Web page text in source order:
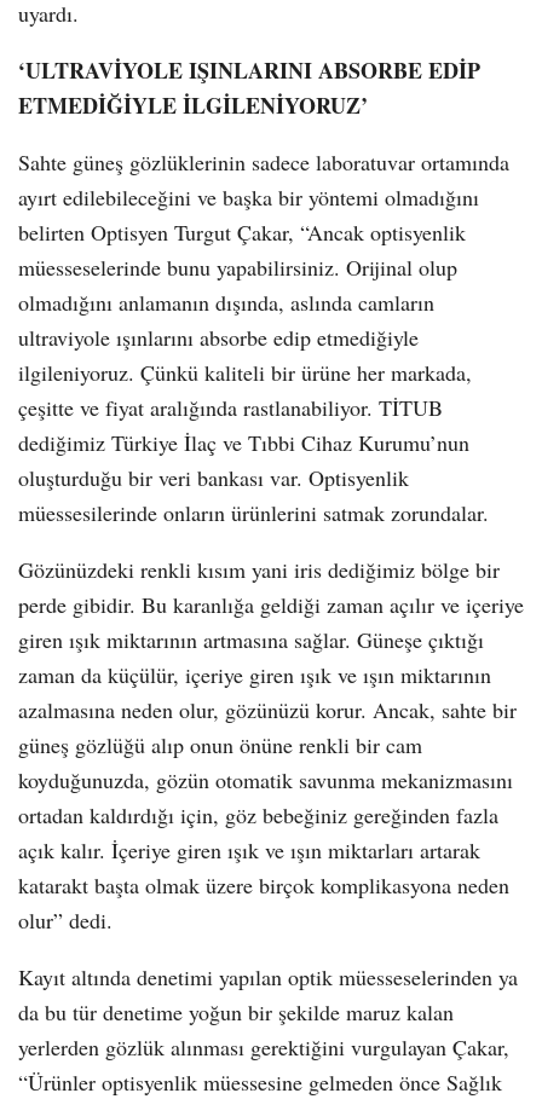
uyardı.
‘ULTRAVİYOLE IŞINLARINI ABSORBE EDİP
ETMEDİĞİYLE İLGİLENİYORUZ’
Sahte güneş gözlüklerinin sadece laboratuvar ortamında
ayırt edilebileceğini ve başka bir yöntemi olmadığını
belirten Optisyen Turgut Çakar, “Ancak optisyenlik
müesseselerinde bunu yapabilirsiniz. Orijinal olup
olmadığını anlamanın dışında, aslında camların
ultraviyole ışınlarını absorbe edip etmediğiyle
ilgileniyoruz. Çünkü kaliteli bir ürüne her markada,
çeşitte ve fiyat aralığında rastlanabiliyor. TİTUB
dediğimiz Türkiye İlaç ve Tıbbi Cihaz Kurumu’nun
oluşturduğu bir veri bankası var. Optisyenlik
müessesilerinde onların ürünlerini satmak zorundalar.
Gözünüzdeki renkli kısım yani iris dediğimiz bölge bir
perde gibidir. Bu karanlığa geldiği zaman açılır ve içeriye
giren ışık miktarının artmasına sağlar. Güneşe çıktığı
zaman da küçülür, içeriye giren ışık ve ışın miktarının
azalmasına neden olur, gözünüzü korur. Ancak, sahte bir
güneş gözlüğü alıp onun önüne renkli bir cam
koyduğunuzda, gözün otomatik savunma mekanizmasını
ortadan kaldırdığı için, göz bebeğiniz gereğinden fazla
açık kalır. İçeriye giren ışık ve ışın miktarları artarak
katarakt başta olmak üzere birçok komplikasyona neden
olur” dedi.
Kayıt altında denetimi yapılan optik müesseselerinden ya
da bu tür denetime yoğun bir şekilde maruz kalan
yerlerden gözlük alınması gerektiğini vurgulayan Çakar,
“Ürünler optisyenlik müessesine gelmeden önce Sağlık